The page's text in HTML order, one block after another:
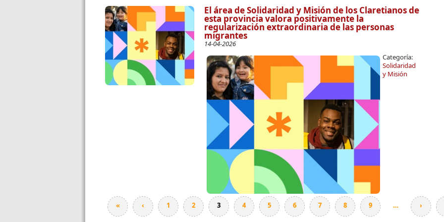
El área de Solidaridad y Misión de los Claretianos de
esta provincia valora positivamente la
regularización extraordinaria de las personas
migrantes
14-04-2026
Categoría:
Solidaridad
y Misión
« ‹ 1 2 3 4 5 6 7 8 9 … ›